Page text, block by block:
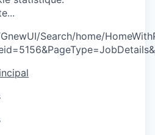
e...
Search/home/